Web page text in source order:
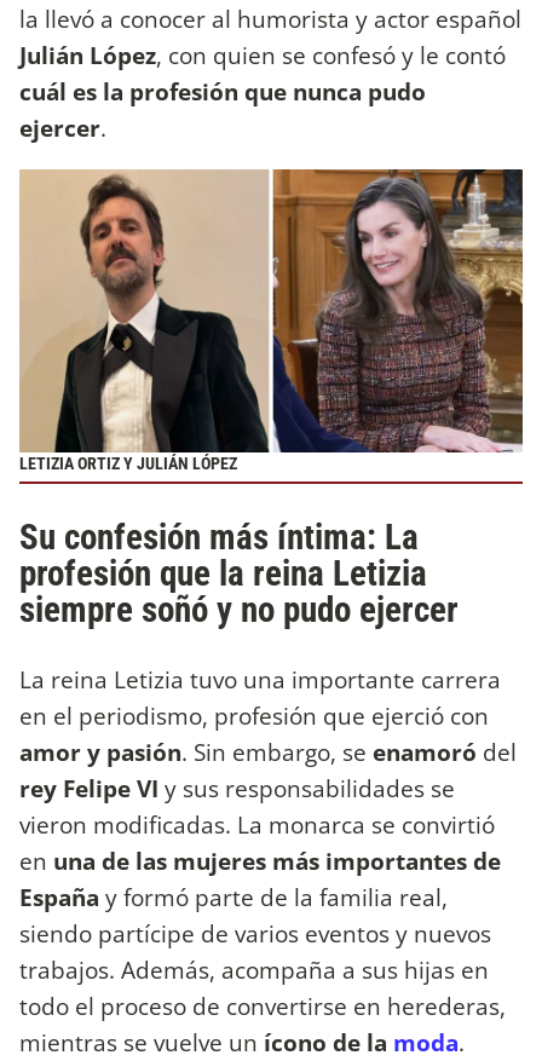
la llevó a conocer al humorista y actor español
Julián López, con quien se confesó y le contó
cuál es la profesión que nunca pudo
ejercer.
LETIZIA ORTIZ Y JULIÁN LÓPEZ
Su confesión más íntima: La
profesión que la reina Letizia
siempre soñó y no pudo ejercer
La reina Letizia tuvo una importante carrera
en el periodismo, profesión que ejerció con
amor y pasión. Sin embargo, se enamoró del
rey Felipe VI y sus responsabilidades se
vieron modificadas. La monarca se convirtió
en una de las mujeres más importantes de
España y formó parte de la familia real,
siendo partícipe de varios eventos y nuevos
trabajos. Además, acompaña a sus hijas en
todo el proceso de convertirse en herederas,
mientras se vuelve un ícono de la moda.